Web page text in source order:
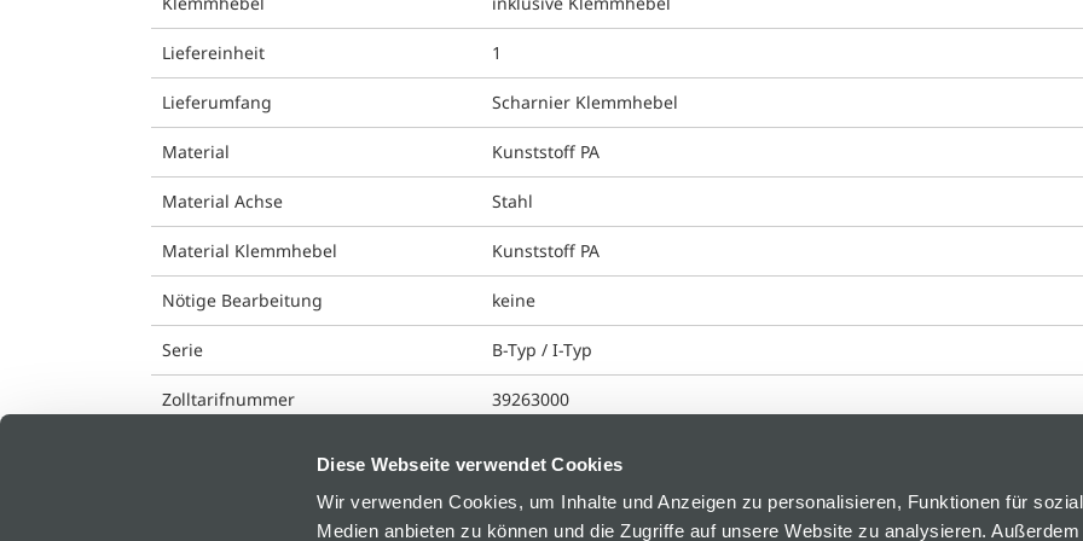
Diese Webseite verwendet Cookies
Wir verwenden Cookies, um Inhalte und Anzeigen zu personalisieren, Funktionen für
Medien anbieten zu können und die Zugriffe auf unsere Website zu analysieren. Außerdem
Liefereinheit 1
Lieferumfang Scharnier Klemmhebel
Material Kunststoff PA
Material Achse Stahl
Material Klemmhebel Kunststoff PA
Nötige Bearbeitung keine
Serie B-Typ / I-Typ
Zolltarifnummer 39263000